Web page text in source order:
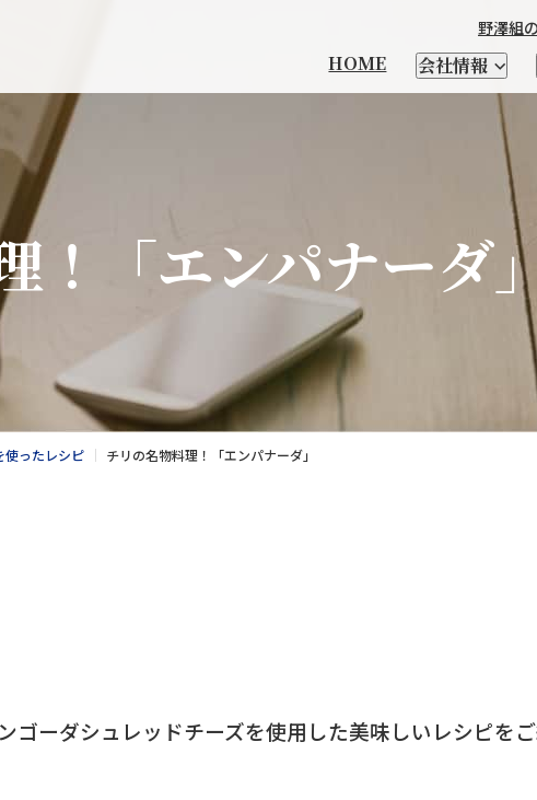
HOME 会社情報
会社情報 社長メッセージ 野澤組に
これからのNOSAWA 経営理念 会社概要
食品輸入販売
チーズ 輸入食品
乳酸菌・酵素 サプライ
こだわりの日本製品輸出
輸出品一覧 日本茶
クラフトビール 小麦粉
衣料繊維加工製造
衣料繊維加工製造 自社ブラ
SELECT SHOP CHIKIRI NSWEAR
酪農トータル支援
優良遺伝子資源 凍結精液・
受精卵
酪農資材
情報発信及び海外視察
競走馬輸送・家畜輸入
馬の輸送・家畜生体と
関連資材の輸入
牛・豚・
家畜生体
野澤北海道農場
野澤北海道農場 テクセル
食品NEWS CHEESE FM レシピ
繊維NEWS
採用情報 会社を知る 人を知る
新卒向け特設サイト
DIG＆DIG
野澤組
！「エンパナーダ」
使ったレシピ チリの名物料理！「エンパナーダ」
ゴーダシュレッドチーズを使用した美味しいレシピをご